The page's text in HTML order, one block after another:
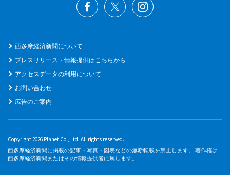
西多摩経済新聞について
プレスリリース・情報提供はこちらから
アクセスデータの利用について
お問い合わせ
広告のご案内
Copyright 2026 Planet Co., Ltd. All rights reserved.
西多摩経済新聞に掲載の記事・写真・図表などの無断転載を禁止します。 著作権は
西多摩経済新聞またはその情報提供者に属します。